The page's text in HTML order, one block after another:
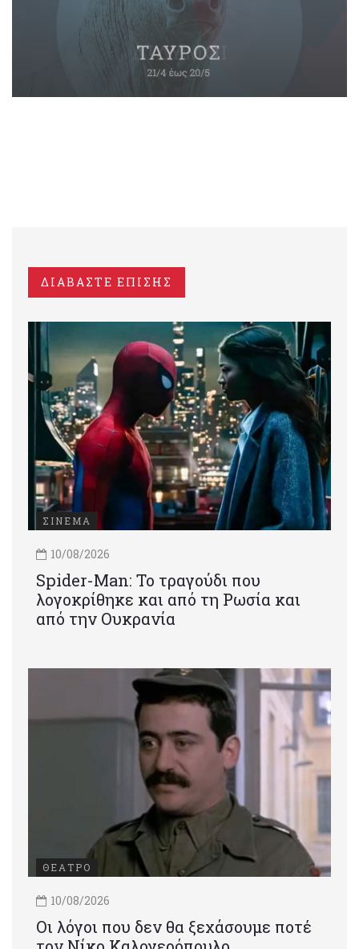
ΔΙΑΒΑΣΤΕ ΕΠΙΣΗΣ
ΣΙΝΕΜΑ
10/08/2026
Spider-Man: Το τραγούδι που
λογοκρίθηκε και από τη Ρωσία και
από την Ουκρανία
ΘΕΑΤΡΟ
10/08/2026
Οι λόγοι που δεν θα ξεχάσουμε ποτέ